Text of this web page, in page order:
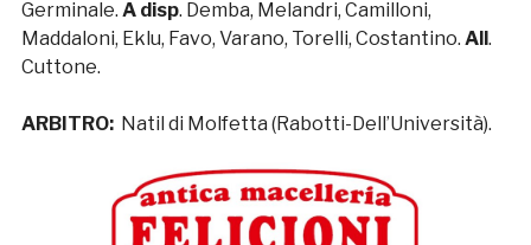
Germinale. A disp. Demba, Melandri, Camilloni,
Maddaloni, Eklu, Favo, Varano, Torelli, Costantino. All .
Cuttone.
ARBITRO:Natil di Molfetta (Rabotti-Dell’Università).